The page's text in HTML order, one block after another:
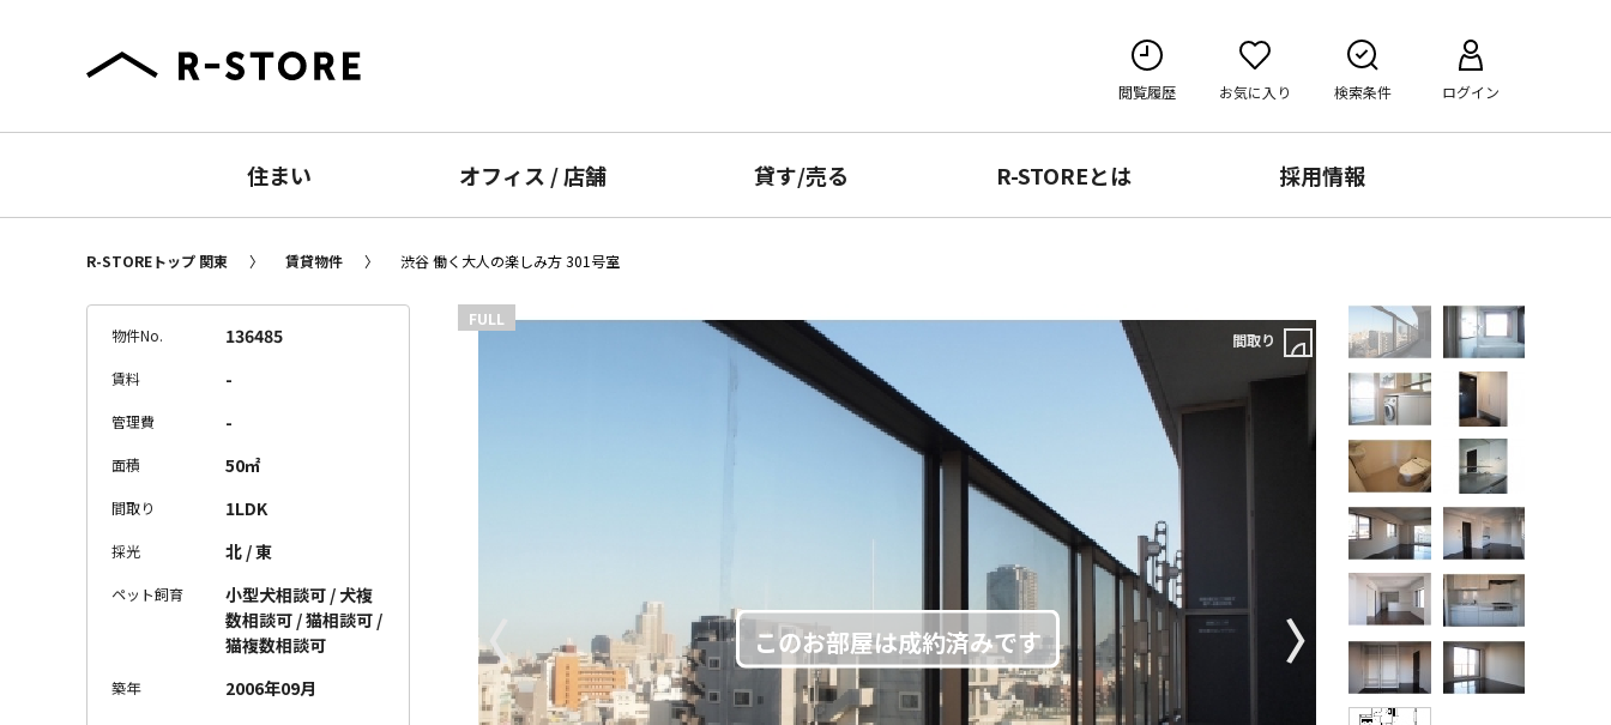
閲覧履歴 お気に入り 検索条件 ログイン
住まい オフィス /店舗 貸す/売る R-STOREとは 採用情報
R-STOREトップ 関東 賃貸物件 渋谷 働く大人の楽しみ方 301号室
〈 〉
FULL
間取り
物件No. 136485
賃料 -
管理費 -
面積 50㎡
間取り 1LDK
採光 北 / 東
ペット飼育
小型犬相談可 / 犬複
数相談可 / 猫相談可 /
猫複数相談可
築年 2006年09月